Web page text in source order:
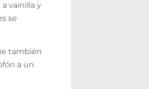
vainilla y
se
también
a un